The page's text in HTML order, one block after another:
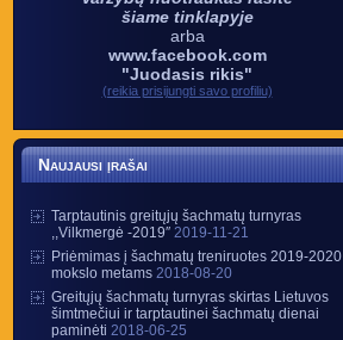
šiame tinklapyje
arba
www.facebook.com
"Juodasis rikis"
(reikia prisijungti savo profiliu)
Naujausi įrašai
Tarptautinis greitųjų šachmatų turnyras
,,Vilkmergė -2019″ 2019-11-21
Priėmimas į šachmatų treniruotes 2019-2020
mokslo metams 2018-08-20
Greitųjų šachmatų turnyras skirtas Lietuvos
šimtmečiui ir tarptautinei šachmatų dienai
paminėti 2018-06-25